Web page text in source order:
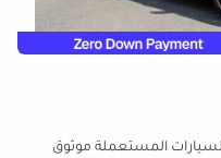
سوق ضخم للسيارات المستعملة موثوق